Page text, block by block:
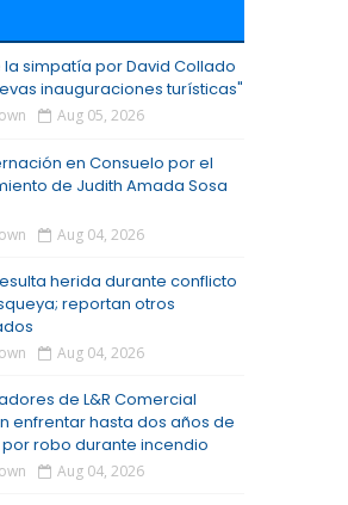
simpatía por David Collado
inauguraciones turísticas"
Aug 05, 2026
en Consuelo por el
de Judith Amada Sosa
Aug 04, 2026
herida durante conflicto
reportan otros
Aug 04, 2026
de L&R Comercial
enfrentar hasta dos años de
robo durante incendio
Aug 04, 2026